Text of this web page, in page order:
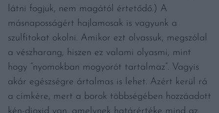
látni fogjuk, nem magától értetődő.) A
másnaposságért hajlamosak is vagyunk a
szulfitokat okolni. Amikor ezt olvassuk, megszólal
a vészharang, hiszen ez valami olyasmi, mint
hogy “nyomokban mogyorót tartalmaz”. Vagyis
akár egészségre ártalmas is lehet. Azért kerül rá
a címkére, mert a borok többségében hozzáadott